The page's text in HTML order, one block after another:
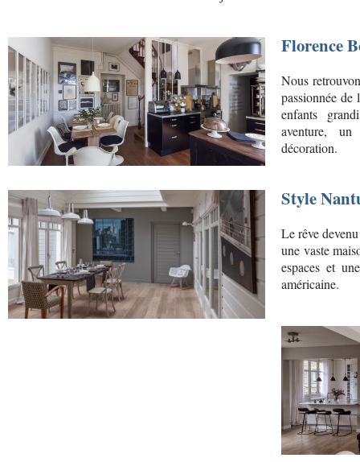
Florence
Nous
passionnée de
enfants
aventure,
décoration.
Style
Le rêve
une vaste
espaces et
américaine.